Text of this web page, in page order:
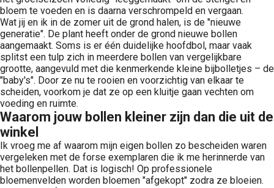
bloem te voeden en is daarna verschrompeld en vergaan.
Wat jij en ik in de zomer uit de grond halen, is de "nieuwe
generatie". De plant heeft onder de grond nieuwe bollen
aangemaakt. Soms is er één duidelijke hoofdbol, maar vaak
splitst een tulp zich in meerdere bollen van vergelijkbare
grootte, aangevuld met die kenmerkende kleine bijbolletjes – de
"baby's". Door ze nu te rooien en voorzichtig van elkaar te
scheiden, voorkom je dat ze op een kluitje gaan vechten om
voeding en ruimte.
Waarom jouw bollen kleiner zijn dan die uit de
winkel
Ik vroeg me af waarom mijn eigen bollen zo bescheiden waren
vergeleken met de forse exemplaren die ik me herinnerde van
het bollenpellen. Dat is logisch! Op professionele
bloemenvelden worden bloemen "afgekopt" zodra ze bloeien.